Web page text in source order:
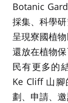
Botanic
採集、科學
呈現寮國植
還放在植物
民有更多的
Ke Cliff 山
劃、申請、